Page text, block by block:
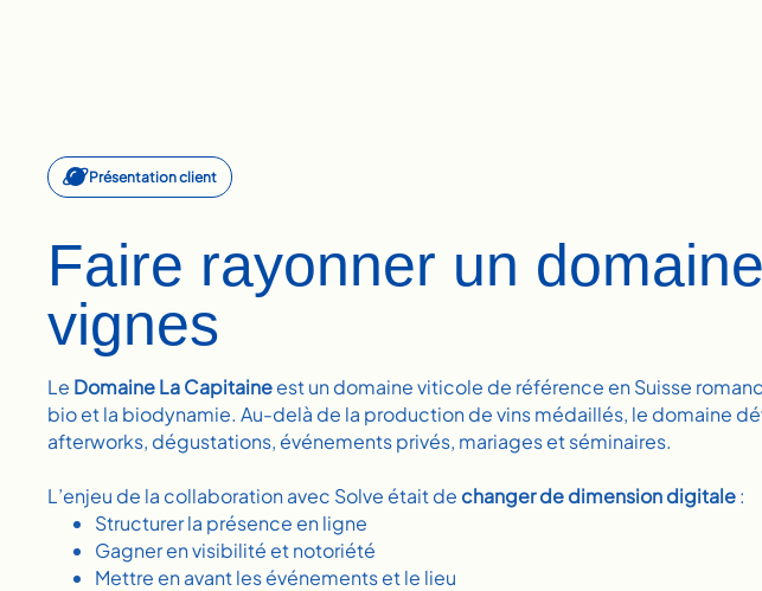
Présentation client
Faire rayonner un
vignes
Le Domaine La Capitaineest un domaine viticole de référence en Suisse
bio et la biodynamie. Au-delà de la production de vins médaillés, le domaine
afterworks, dégustations, événements privés, mariages et séminaires.
L’enjeu de la collaboration avec Solve était de changer de dimension digitale:
Structurer la présence en ligne
Gagner en visibilité et notoriété
Mettre en avant les événements et le lieu